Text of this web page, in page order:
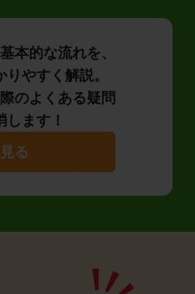
本的な流れを、
やすく解説。
のよくある疑問
ます！
る